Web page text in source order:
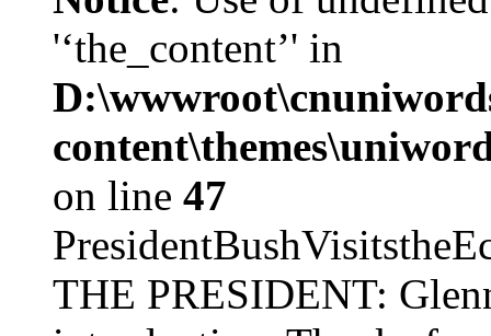
'‘the_content’' in
on line 47
THE PRESIDENT: